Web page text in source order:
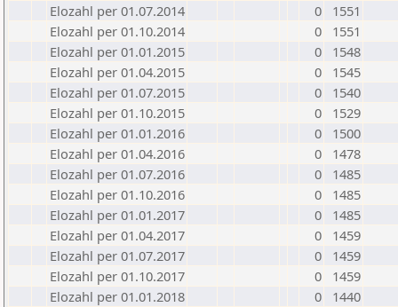
Elozahl per 01.07.2014
0
1551
Elozahl per 01.10.2014
0
1551
Elozahl per 01.01.2015
0
1548
Elozahl per 01.04.2015
0
1545
Elozahl per 01.07.2015
0
1540
Elozahl per 01.10.2015
0
1529
Elozahl per 01.01.2016
0
1500
Elozahl per 01.04.2016
0
1478
Elozahl per 01.07.2016
0
1485
Elozahl per 01.10.2016
0
1485
Elozahl per 01.01.2017
0
1485
Elozahl per 01.04.2017
0
1459
Elozahl per 01.07.2017
0
1459
Elozahl per 01.10.2017
0
1459
Elozahl per 01.01.2018
0
1440